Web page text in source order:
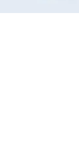
10、为覆叠轨5中的
镜，在弹出的对话框